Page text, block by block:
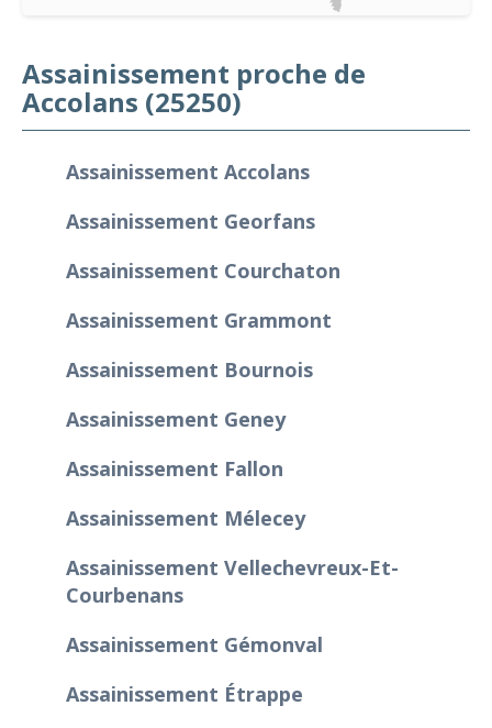
Assainissement proche de
Accolans (25250)
Assainissement Accolans
Assainissement Georfans
Assainissement Courchaton
Assainissement Grammont
Assainissement Bournois
Assainissement Geney
Assainissement Fallon
Assainissement Mélecey
Assainissement Vellechevreux-Et-
Courbenans
Assainissement Gémonval
Assainissement Étrappe